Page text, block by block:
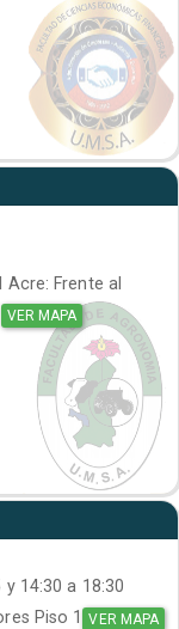
Acre: Frente al
VER MAPA
y 14:30 a 18:30
Piso 1 VER MAPA